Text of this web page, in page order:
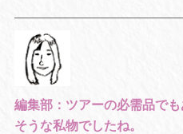
編集部：ツアーの必需品で
そうな私物でしたね。